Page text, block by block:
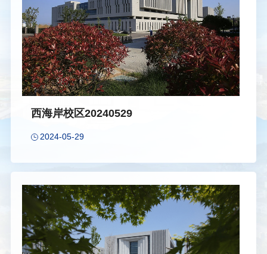
西海岸校区20240529
2024-05-29